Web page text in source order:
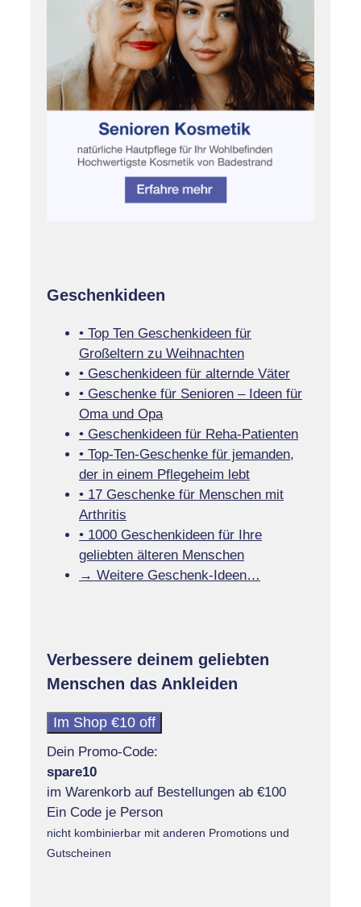
Geschenkideen
• Top Ten Geschenkideen für
Großeltern zu Weihnachten
• Geschenkideen für alternde Väter
• Geschenke für Senioren – Ideen für
Oma und Opa
• Geschenkideen für Reha-Patienten
• Top-Ten-Geschenke für jemanden,
der in einem Pflegeheim lebt
• 17 Geschenke für Menschen mit
Arthritis
• 1000 Geschenkideen für Ihre
geliebten älteren Menschen
→ Weitere Geschenk-Ideen…
Verbessere deinem geliebten
Menschen das Ankleiden
Im Shop €10 off
Dein Promo-Code:
spare10
im Warenkorb auf Bestellungen ab €100
Ein Code je Person
nicht kombinierbar mit anderen Promotions und
Gutscheinen